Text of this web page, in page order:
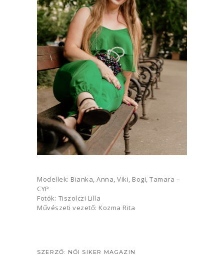
Modellek: Bianka, Anna, Viki, Bogi, Tamara –
CYP
Fotók: Tiszolczi Lilla
Művészeti vezető: Kozma Rita
SZERZŐ: NŐI SIKER MAGAZIN